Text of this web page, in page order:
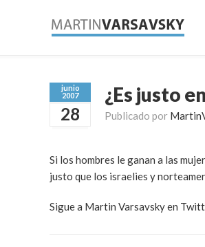
junio
2007
28
¿Es justo
Publicado por
Si los hombres le ganan a las
justo que los israelies y
Sigue a Martin Varsavsky en